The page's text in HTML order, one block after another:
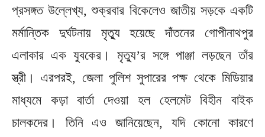
প্রসঙ্গত উল্লেখ্য, শুক্রবার বিকেলেও জাতীয় সড়কে একটি
মর্মান্তিক দুর্ঘটনায় মৃত্যু হয়েছে দাঁতনের গোপীনাথপুর
এলাকার এক যুবকের। মৃত্যু’র সঙ্গে পাঞ্জা লড়ছেন তাঁর
স্ত্রী। এরপরই, জেলা পুলিশ সুপারের পক্ষ থেকে মিডিয়ার
মাধ্যমে কড়া বার্তা দেওয়া হল হেলমেট বিহীন বাইক
চালকদের। তিনি এও জানিয়েছেন, যদি কোনো কারণে